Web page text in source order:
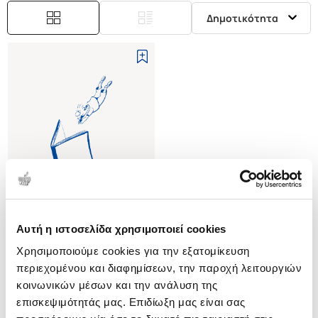
Αυτή η ιστοσελίδα χρησιμοποιεί cookies
Χρησιμοποιούμε cookies για την εξατομίκευση
περιεχομένου και διαφημίσεων, την παροχή λειτουργιών
κοινωνικών μέσων και την ανάλυση της
επισκεψιμότητάς μας. Επιδίωξη μας είναι σας
Δημοτικότητα
(0)
(P/B) THE PICTURESQUE
GARDEN IN EUROPE
(050028508X)
HUNT-DIXON JOHN
Κωδ. Πολιτείας:4634-1089